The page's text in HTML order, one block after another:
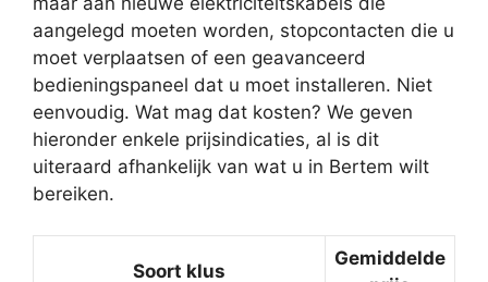
aangelegd moeten worden, stopcontacten die u
moet verplaatsen of een geavanceerd
bedieningspaneel dat u moet installeren. Niet
eenvoudig. Wat mag dat kosten? We geven
hieronder enkele prijsindicaties, al is dit
uiteraard afhankelijk van wat u in Bertem wilt
bereiken.
Soort klus
Gemiddelde